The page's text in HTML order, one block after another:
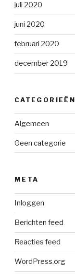
juli 2020
juni 2020
februari 2020
december 2019
CATEGORIEËN
Algemeen
Geen categorie
META
Inloggen
Berichten feed
Reacties feed
WordPress.org